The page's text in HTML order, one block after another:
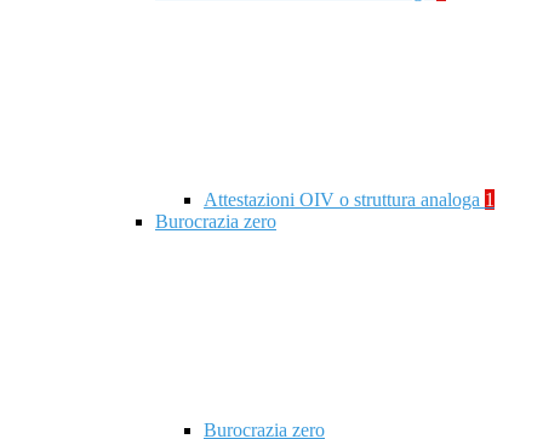
Attestazioni OIV o struttura analoga 1
Burocrazia zero
Burocrazia zero